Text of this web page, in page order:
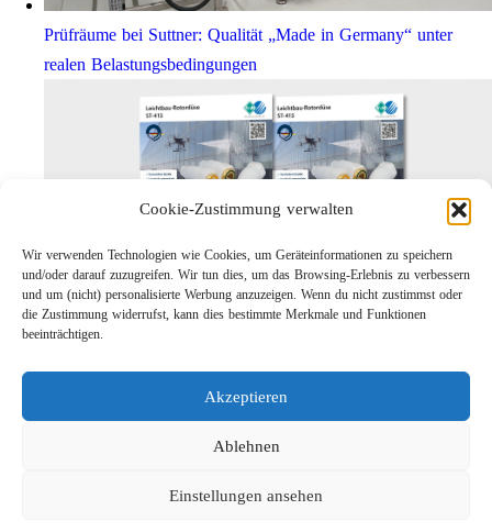
Cookie-Zustimmung verwalten
Wir verwenden Technologien wie Cookies, um Geräteinformationen zu speichern
und/oder darauf zuzugreifen. Wir tun dies, um das Browsing-Erlebnis zu verbessern
und um (nicht) personalisierte Werbung anzuzeigen. Wenn du nicht zustimmst oder
die Zustimmung widerrufst, kann dies bestimmte Merkmale und Funktionen
beeinträchtigen.
Akzeptieren
Ablehnen
Einstellungen ansehen
Prüfräume bei Suttner: Qualität „Made in Germany“ unter
realen Belastungsbedingungen
Leichtbau-Rotordüse ST-415